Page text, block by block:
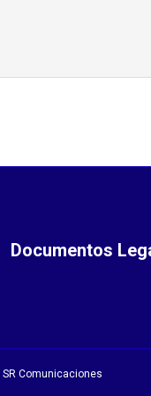
Documentos
SR Comunicaciones